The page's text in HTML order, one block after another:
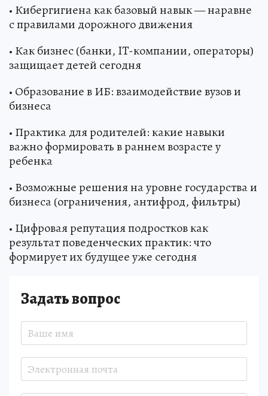
• Кибергигиена как базовый навык — наравне
с правилами дорожного движения
• Как бизнес (банки, IT-компании, операторы)
защищает детей сегодня
• Образование в ИБ: взаимодействие вузов и
бизнеса
• Практика для родителей: какие навыки
важно формировать в раннем возрасте у
ребенка
• Возможные решения на уровне государства и
бизнеса (ограничения, антифрод, фильтры)
• Цифровая репутация подростков как
результат поведенческих практик: что
формирует их будущее уже сегодня
Задать вопрос